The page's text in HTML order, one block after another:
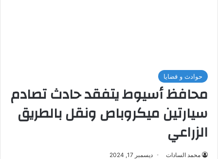
حوادث و قضايا
محافظ أسيوط يتفقد حادث تصادم
سيارتين ميكروباص ونقل بالطريق
الزراعي
محمد السادات ديسمبر 17, 2024